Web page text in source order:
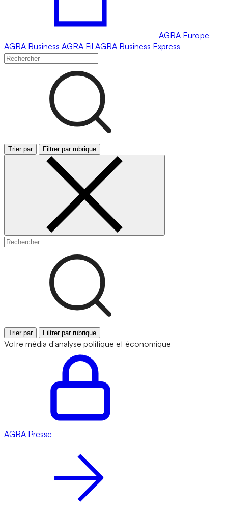
AGRA Europe
AGRA Business AGRA Fil AGRA Business Express
Trier par Filtrer par rubrique
Trier par Filtrer par rubrique
Votre média d'analyse politique et économique
AGRA Presse